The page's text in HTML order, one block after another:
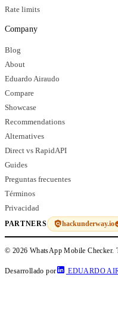
Rate limits
Company
Blog
About
Eduardo Airaudo
Compare
Showcase
Recommendations
Alternatives
Direct vs RapidAPI
Guides
Preguntas frecuentes
Términos
Privacidad
PARTNERS hackunderway.io
© 2026 WhatsApp Mobile Checker.
Desarrollado por EDUARDO